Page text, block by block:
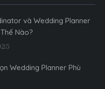
và Wedding Planner
Nào?
Wedding Planner Phù